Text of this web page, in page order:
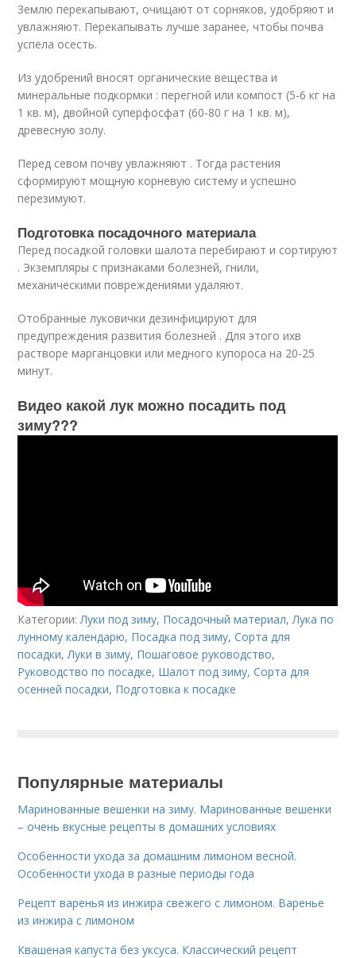
Землю перекапывают, очищают от сорняков, удобряют и
увлажняют. Перекапывать лучше заранее, чтобы почва
успела осесть.
Из удобрений вносят органические вещества и
минеральные подкормки : перегной или компост (5-6 кг на
1 кв. м), двойной суперфосфат (60-80 г на 1 кв. м),
древесную золу.
Перед севом почву увлажняют . Тогда растения
сформируют мощную корневую систему и успешно
перезимуют.
Подготовка посадочного материала
Перед посадкой головки шалота перебирают и сортируют
. Экземпляры с признаками болезней, гнили,
механическими повреждениями удаляют.
Отобранные луковички дезинфицируют для
предупреждения развития болезней . Для этого ихв
растворе марганцовки или медного купороса на 20-25
минут.
Видео какой лук можно посадить под
зиму???
Категории:Луки под зиму, Посадочный материал,Лука по
лунному календарю, Посадка под зиму,Сорта для
посадки,Луки в зиму, Пошаговое руководство,
Руководство по посадке, Шалот под зиму,Сорта для
осенней посадки, Подготовка к посадке
Популярные материалы
Маринованные вешенки на зиму. Маринованные вешенки
– очень вкусные рецепты в домашних условиях
Особенности ухода за домашним лимоном весной.
Особенности ухода в разные периоды года
Рецепт варенья из инжира свежего с лимоном. Варенье
из инжира с лимоном
Квашеная капуста без уксуса. Классический рецепт